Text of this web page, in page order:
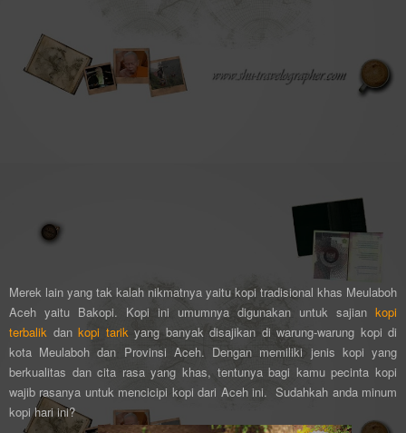
Merek lain yang tak kalah nikmatnya yaitu kopi tradisional khas Meulaboh
Aceh yaitu Bakopi. Kopi ini umumnya digunakan untuk sajian kopi
terbalik dan kopi tarik yang banyak disajikan di warung-warung kopi di
kota Meulaboh dan Provinsi Aceh. Dengan memiliki jenis kopi yang
berkualitas dan cita rasa yang khas, tentunya bagi kamu pecinta kopi
wajib rasanya untuk mencicipi kopi dari Aceh ini. Sudahkah anda minum
kopi hari ini?